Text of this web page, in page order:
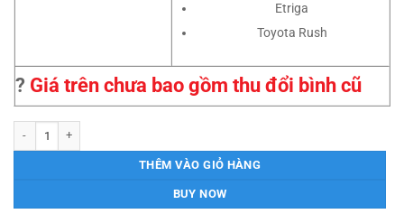
Etriga
Toyota Rush
? Giá trên chưa bao gồm thu đổi bình cũ
THÊM VÀO GIỎ HÀNG
BUY NOW